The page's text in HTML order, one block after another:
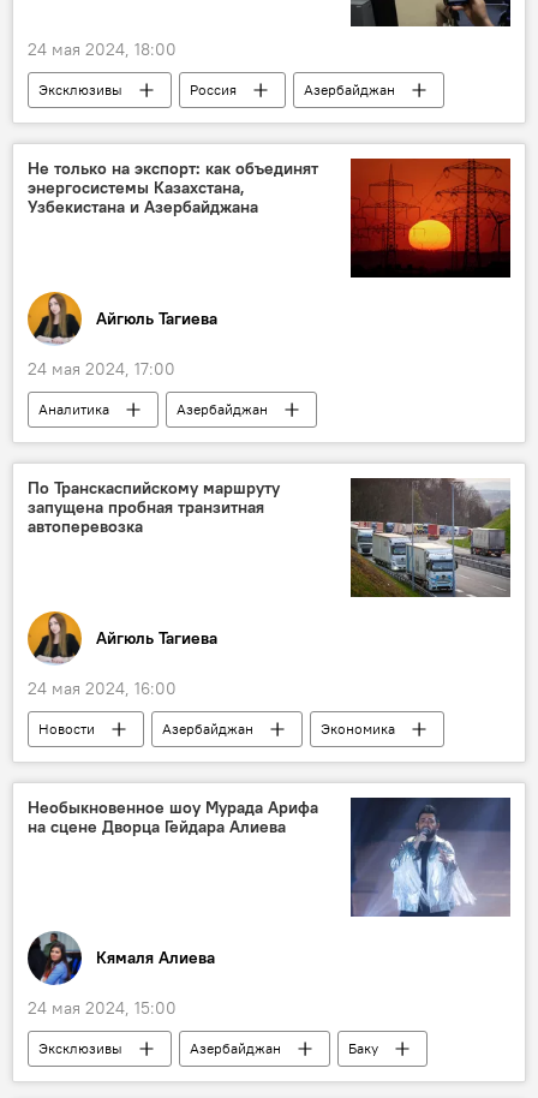
24 мая 2024, 18:00
Эксклюзивы Россия
Азербайджан
SputnikPro
Sputnik
Журналисты
Журналистика
Не только на экспорт: как объединят
энергосистемы Казахстана,
Узбекистана и Азербайджана
Айгюль Тагиева
24 мая 2024, 17:00
Аналитика
Азербайджан
Узбекистан
Казахстан
Экономика
энергетика
Интеграция
По Транскаспийскому маршруту
запущена пробная транзитная
автоперевозка
Айгюль Тагиева
24 мая 2024, 16:00
Новости Азербайджан
Экономика
Логистика
грузовые перевозки
автомобильные дороги
Средний коридор
Казахстан
транзитные перевозки
Необыкновенное шоу Мурада Арифа
на сцене Дворца Гейдара Алиева
Кямаля Алиева
24 мая 2024, 15:00
Эксклюзивы Азербайджан
Баку
Дворец Гейдара Алиева
Концерт